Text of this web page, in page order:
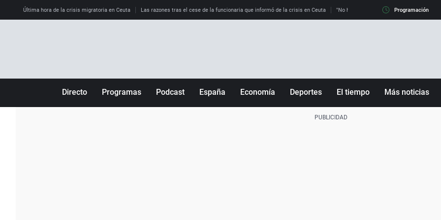
Última hora de la crisis migratoria en Ceuta Las razones tras el cese de la funcionaria que informó de la crisis en Ceuta "No hay mafias, que no nos engañen":
Programación
Directo Programas Podcast España Economía Deportes El tiempo Más noticias